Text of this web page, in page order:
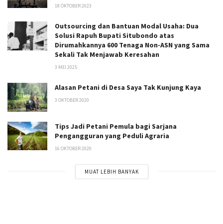
18 OKTOBER 2023
Outsourcing dan Bantuan Modal Usaha: Dua
Solusi Rapuh Bupati Situbondo atas
Dirumahkannya 600 Tenaga Non-ASN yang Sama
Sekali Tak Menjawab Keresahan
3 MEI 2025
Alasan Petani di Desa Saya Tak Kunjung Kaya
3 OKTOBER 2020
Tips Jadi Petani Pemula bagi Sarjana
Pengangguran yang Peduli Agraria
16 OKTOBER 2020
MUAT LEBIH BANYAK